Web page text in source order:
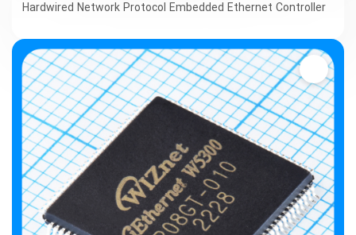
Hardwired Network Protocol Embedded Ethernet Controller